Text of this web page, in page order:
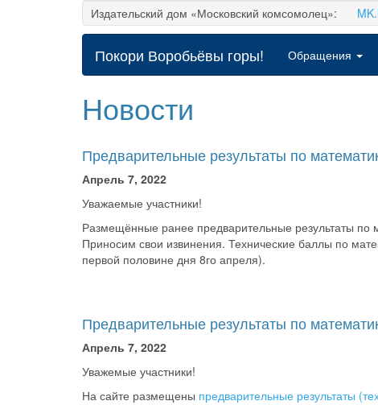
Издательский дом «Московский комсомолец»:
Покори Воробьёвы горы! Обращения
Новости
Предварительные результаты по
Апрель 7, 2022
Уважаемые участники!
Размещённые ранее предварительные результаты по
Приносим свои извинения. Технические баллы по
первой половине дня 8го апреля).
Предварительные результаты по
Апрель 7, 2022
Уважемые участники!
На сайте размещены предварительные результаты